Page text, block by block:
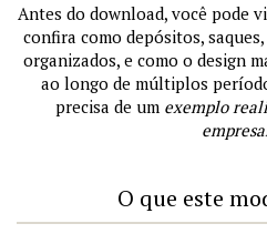
Antes do download, você pode
confira como depósitos,
organizados, e como o design
ao longo de múltiplos
precisa de um exemplo
O que este